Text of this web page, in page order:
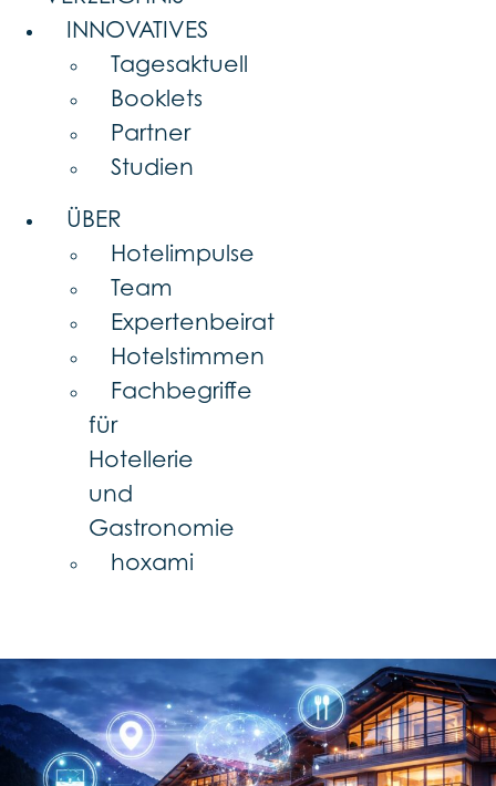
INNOVATIVES
Tagesaktuell
Booklets
Partner
Studien
ÜBER
Hotelimpulse
Team
Expertenbeirat
Hotelstimmen
Fachbegriffe
für
Hotellerie
und
Gastronomie
hoxami